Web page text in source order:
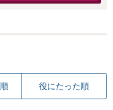
役にたった順